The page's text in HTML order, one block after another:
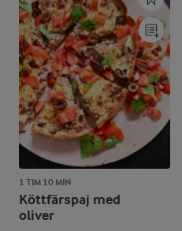
1 TIM 10 MIN
Köttfärspaj med
oliver